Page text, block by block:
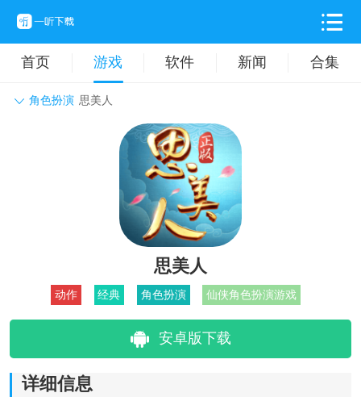
首页 游戏 软件 新闻 合集
角色扮演 思美人
动作格斗 休闲益智
卡牌对战 音乐舞蹈
挂机养成
思美人
动作 经典 角色扮演 仙侠角色扮演游戏
安卓版下载
详细信息